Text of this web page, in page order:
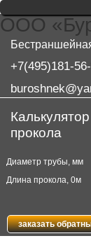
ООО
+7(495)181-
прокола
Диаметр трубы, мм
Длина прокола, 0м
заказать